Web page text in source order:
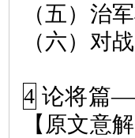
（五）治
（六）对
4 论将篇
【原文意解